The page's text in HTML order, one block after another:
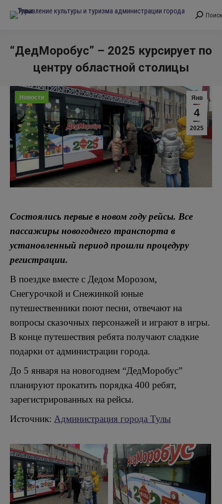
Поиск:
Поиск
“ДедМоробус” – 2025 курсирует по
центру областной столицы
Янв
4
2025
Новости
Состоялись первые в новом году рейсы. Все
пассажиры новогоднего транспорта в
установленный период прошли процедуру
регистрации.
В поездке вместе с Дедом Морозом,
Снегурочкой и Снежинкой юные
путешественники поют песни, отвечают на
вопросы сказочных персонажей и играют в игры.
В конце путешествия ребята получают сладкие
подарки от администрации города.
До 5 января на новогоднем “ДедМоробус”
планируют прокатить порядка 400 ребят,
зарегистрированных на рейсы.
Источник: Администрация города Тулы